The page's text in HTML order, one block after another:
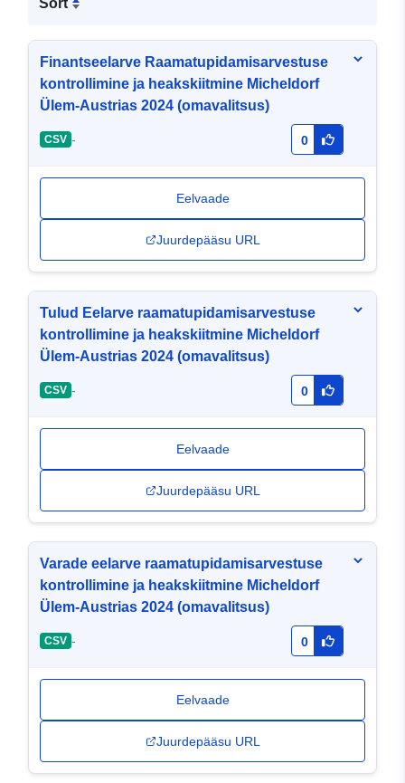
Sort
Finantseelarve Raamatupidamisarvestuse
kontrollimine ja heakskiitmine Micheldorf
Ülem-Austrias 2024 (omavalitsus)
CSV - 0
Eelvaade
Juurdepääsu URL
Tulud Eelarve raamatupidamisarvestuse
kontrollimine ja heakskiitmine Micheldorf
Ülem-Austrias 2024 (omavalitsus)
CSV - 0
Eelvaade
Juurdepääsu URL
Varade eelarve raamatupidamisarvestuse
kontrollimine ja heakskiitmine Micheldorf
Ülem-Austrias 2024 (omavalitsus)
CSV - 0
Eelvaade
Juurdepääsu URL